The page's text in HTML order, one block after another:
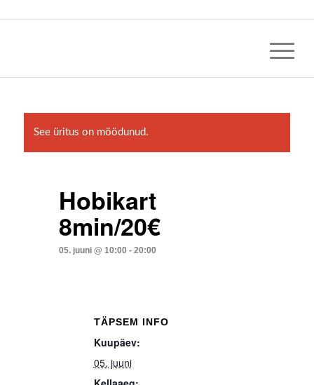
See üritus on möödunud.
Hobikart
8min/20€
05. juuni @ 10:00 - 20:00
TÄPSEM INFO
Kuupäev:
05. juuni